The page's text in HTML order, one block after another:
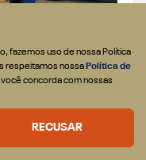
28 DIAS
fazemos uso de nossa Política
respeitamos nossa Política de
você concorda com nossas
RECUSAR